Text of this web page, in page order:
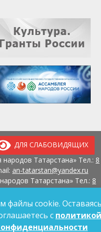
ДЛЯ СЛАБОВИДЯЩИХ
Татарстана» Тел.: 8
an-tatarstan@yandex.ru
Татарстана» Тел.: 8
Павлюхина, д. 57
файлы cookie.
с политикой